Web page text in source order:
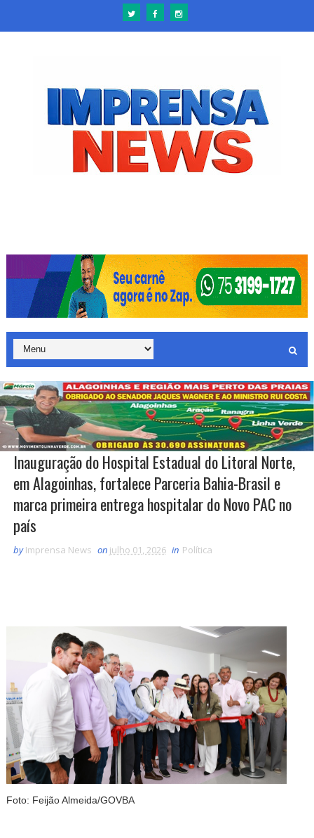
Inauguração do Hospital Estadual do Litoral Norte,
em Alagoinhas, fortalece Parceria Bahia-Brasil e
marca primeira entrega hospitalar do Novo PAC no
país
by Imprensa News on julho 01, 2026 in Política
Foto: Feijão Almeida/GOVBA